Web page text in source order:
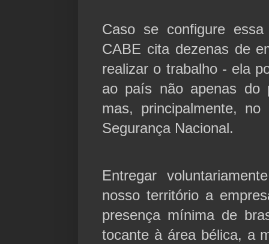
Caso se configure
CABE cita dezenas de
realizar o trabalho - ela
ao país não apenas do
mas, principalmente,
Segurança Nacional.
Entregar
nosso território a
presença mínima de
tocante à área bélica, a